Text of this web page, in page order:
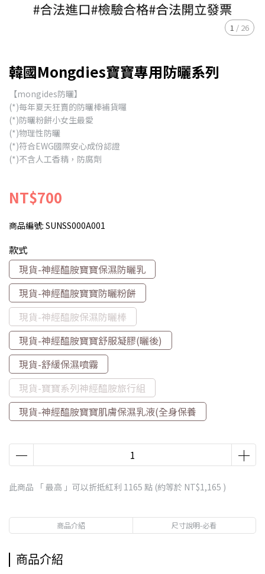
1 / 26
韓國Mongdies寶寶專用防曬系列
【mongides防曬】
(*)每年夏天狂賣的防曬棒補貨囉
(*)防曬粉餅小女生最愛
(*)物理性防曬
(*)符合EWG國際安心成份認證
(*)不含人工香精，防腐劑
NT$700
商品編號: SUNSS000A001
款式
現貨-神經醯胺寶寶保濕防曬乳
現貨-神經醯胺寶寶防曬粉餅
現貨-神經醯胺保濕防曬棒
現貨-神經醯胺寶寶舒服凝膠(曬後)
現貨-舒緩保濕噴霧
現貨-寶寶系列神經醯胺旅行組
現貨-神經醯胺寶寶肌膚保濕乳液(全身保養
此商品 「 最高 」可以折抵紅利 1165 點 (約等於 NT$1,165 )
商品介紹 尺寸說明-必看
商品介紹